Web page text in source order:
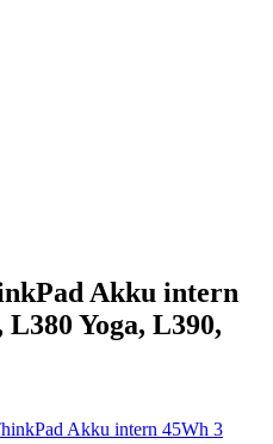
Akku intern
Yoga, L390,